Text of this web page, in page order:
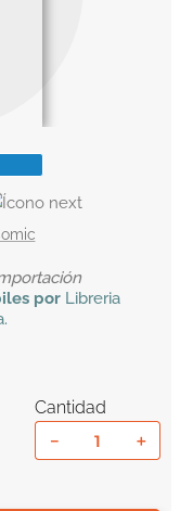
por Libreria
.
Cantidad
＋
－